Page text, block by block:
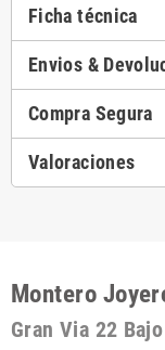
Ficha técnica
Envios &
Compra Segura
Valoraciones
Montero
Gran Via 22 Bajo